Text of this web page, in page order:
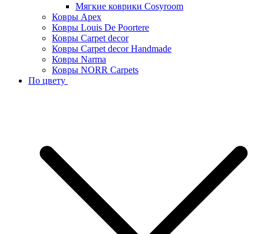
Мягкие коврики Cosyroom
Ковры Apex
Ковры Louis De Poortere
Ковры Carpet decor
Ковры Carpet decor Handmade
Ковры Narma
Ковры NORR Carpets
По цвету